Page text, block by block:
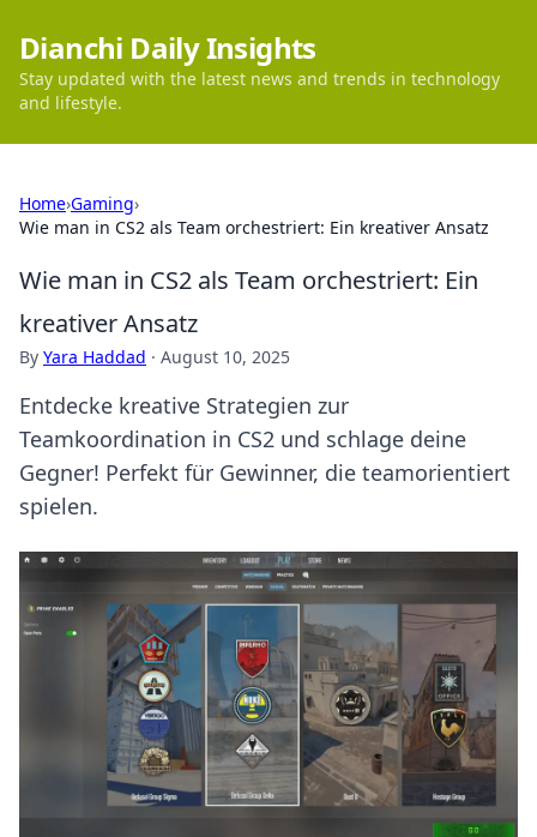
Dianchi Daily Insights
Stay updated with the latest news and trends in technology
and lifestyle.
Home›Gaming›
Wie man in CS2 als Team orchestriert: Ein kreativer Ansatz
Wie man in CS2 als Team orchestriert: Ein
kreativer Ansatz
By Yara Haddad · August 10, 2025
Entdecke kreative Strategien zur
Teamkoordination in CS2 und schlage deine
Gegner! Perfekt für Gewinner, die teamorientiert
spielen.